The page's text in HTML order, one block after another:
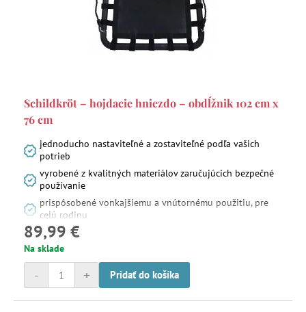
Schildkröt – hojdacie hniezdo – obdĺžnik 102 cm x
76 cm
jednoducho nastaviteľné a zostaviteľné podľa vašich
potrieb
vyrobené z kvalitných materiálov zaručujúcich bezpečné
používanie
prispôsobené vonkajšiemu a vnútornému použitiu, pre
celú rodinu
89,99 €
Na sklade
+
- Pridať do košíka